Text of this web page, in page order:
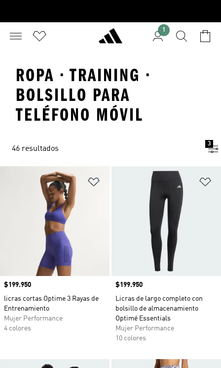
1
ROPA · TRAINING ·
BOLSILLO PARA
TELÉFONO MÓVIL
46 resultados
3
Añadir a la lista de deseos
Precio
$199.950
licras cortas Optime 3 Rayas de
Entrenamiento
Mujer Performance
4 colores
Precio
$199.950
Licras de largo completo con
bolsillo de almacenamiento
Optimé Essentials
Mujer Performance
10 colores